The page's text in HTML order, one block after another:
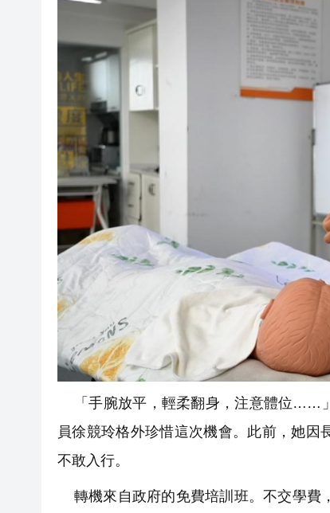
「手腕放平，輕柔翻身，注意體位……
員徐競玲格外珍惜這次機會。此前，她
不敢入行。
轉機來自政府的免費培訓班。不交學費